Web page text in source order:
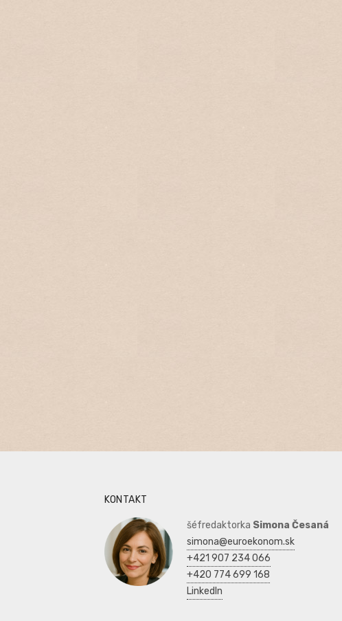
KONTAKT
šéfredaktorka Simona Česaná
simona@euroekonom.sk
+421 907 234 066
+420 774 699 168
LinkedIn